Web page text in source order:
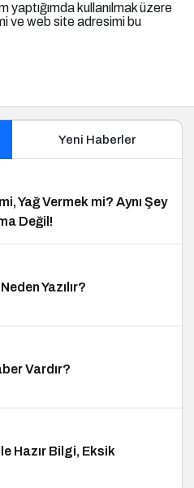
yaptığımda kullanılmak üzere
ve web site adresimi bu
Yeni Haberler
Yağ Vermek mi? Aynı Şey
Değil!
Yazılır?
Vardır?
Hazır Bilgi, Eksik